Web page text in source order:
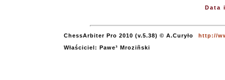
Data
ChessArbiter Pro 2010 (v.5.38) © A.Curyło
http://
Właściciel: Pawe³ Mroziñski